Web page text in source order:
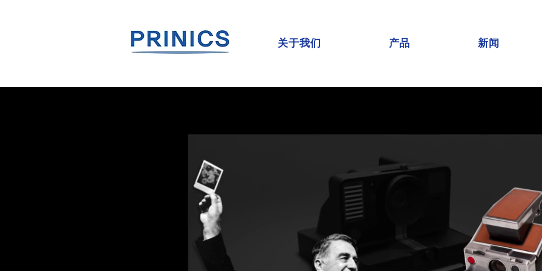
关于我们 产品 新闻